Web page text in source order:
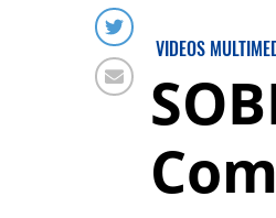
VIDEOS